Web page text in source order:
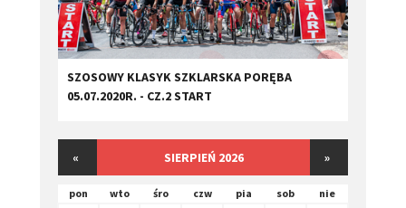
SZOSOWY KLASYK SZKLARSKA PORĘBA
05.07.2020R. - CZ.2 START
« SIERPIEŃ 2026 »
pon wto śro czw pia sob nie